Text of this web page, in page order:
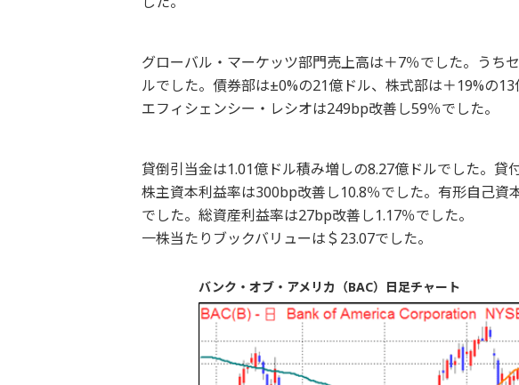
グローバル・マーケッツ部門売上高は＋7％でした。うち
ルでした。債券部は±0%の21億ドル、株式部は＋19%の13
エフィシェンシー・レシオは249bp改善し59％でした。
貸倒引当金は1.01億ドル積み増しの8.27億ドルでした。貸
株主資本利益率は300bp改善し10.8％でした。有形自己資
でした。総資産利益率は27bp改善し1.17％でした。
一株当たりブックバリューは＄23.07でした。
バンク・オブ・アメリカ（BAC）日足チャート